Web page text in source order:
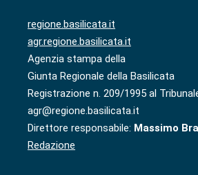
regione.basilicata.it
agr.regione.basilicata.it
Agenzia stampa della
Giunta Regionale della Basilicata
Registrazione n. 209/1995 al
agr@regione.basilicata.it
Direttore responsabile: Massimo
Redazione